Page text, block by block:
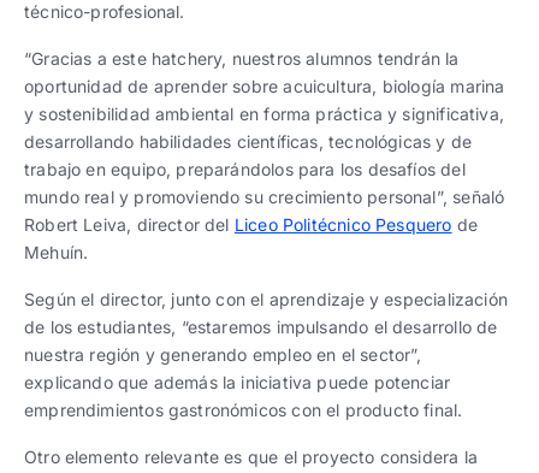
técnico-profesional.
“Gracias a este hatchery, nuestros alumnos tendrán la
oportunidad de aprender sobre acuicultura, biología marina
y sostenibilidad ambiental en forma práctica y significativa,
desarrollando habilidades científicas, tecnológicas y de
trabajo en equipo, preparándolos para los desafíos del
mundo real y promoviendo su crecimiento personal”, señaló
Robert Leiva, director del Liceo Politécnico Pesquero de
Mehuín.
Según el director, junto con el aprendizaje y especialización
de los estudiantes, “estaremos impulsando el desarrollo de
nuestra región y generando empleo en el sector”,
explicando que además la iniciativa puede potenciar
emprendimientos gastronómicos con el producto final.
Otro elemento relevante es que el proyecto considera la